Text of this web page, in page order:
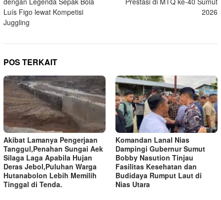
Luís Figo lewat Kompetisi
Juggling
2026
POS TERKAIT
Akibat Lamanya Pengerjaan
Tanggul,Penahan Sungai Aek
Silaga Laga Apabila Hujan
Deras Jebol,Puluhan Warga
Hutanabolon Lebih Memilih
Tinggal di Tenda.
Komandan Lanal Nias
Dampingi Gubernur Sumut
Bobby Nasution Tinjau
Fasilitas Kesehatan dan
Budidaya Rumput Laut di
Nias Utara